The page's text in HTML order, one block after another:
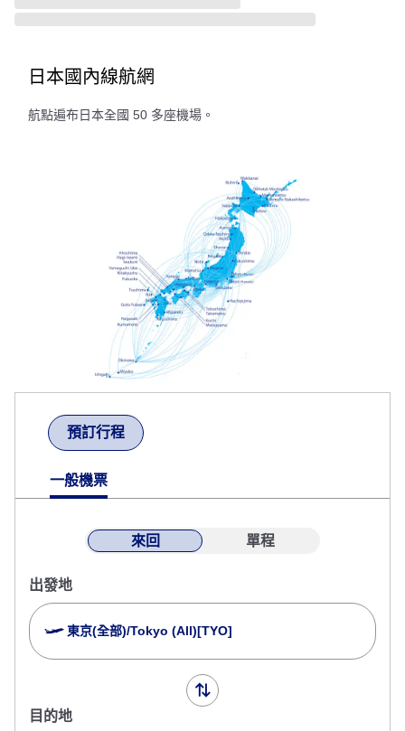
日本國內線航網
航點遍布日本全國 50 多座機場。
預訂行程
一般機票
來回 單程
出發地
東京(全部)/Tokyo (All)[TYO]
目的地